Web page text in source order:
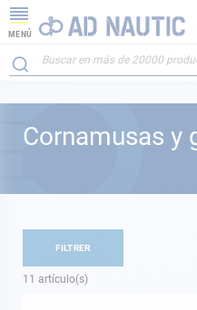
MENÚ
Cornamusas y
11 artículo(s)
FILTRER